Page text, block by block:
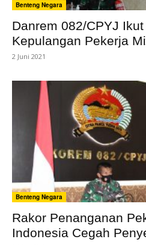
Benteng Negara
Danrem 082/CPYJ
Kepulangan Pekerja
2 Juni 2021
Benteng Negara
Rakor Penanganan
Indonesia Cegah